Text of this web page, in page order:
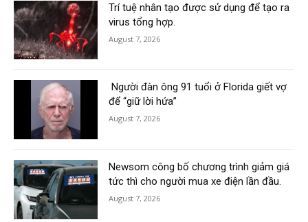
Trí tuệ nhân tạo được sử dụng để tạo ra
virus tổng hợp.
August 7, 2026
Người đàn ông 91 tuổi ở Florida giết vợ
để “giữ lời hứa”
August 7, 2026
Newsom công bố chương trình giảm giá
tức thì cho người mua xe điện lần đầu.
August 7, 2026